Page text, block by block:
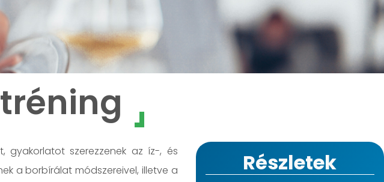
gyakorlatot szerezzenek az íz-, és
a borbírálat módszereivel, illetve a
Részletek